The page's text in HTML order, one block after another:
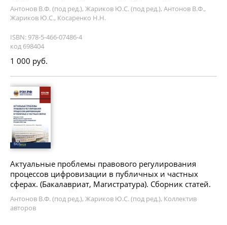
Антонов В.Ф. (под ред.), Жариков Ю.С. (под ред.), Антонов В.Ф.,
Жариков Ю.С., Косаренко Н.Н.
ISBN: 978-5-466-07486-4
код 698404
1 000 руб.
Актуальные проблемы правового регулирования
процессов цифровизации в публичных и частных
сферах. (Бакалавриат, Магистратура). Сборник статей.
Антонов В.Ф. (под ред.), Жариков Ю.С. (под ред.), Коллектив
авторов